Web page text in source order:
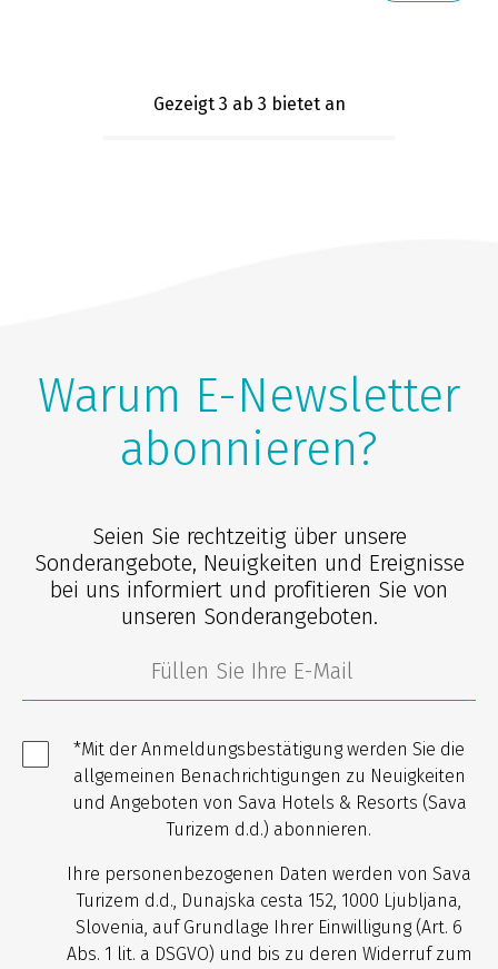
Gezeigt 3 ab 3 bietet an
Warum E-Newsletter
abonnieren?
Seien Sie rechtzeitig über unsere
Sonderangebote, Neuigkeiten und Ereignisse
bei uns informiert und profitieren Sie von
unseren Sonderangeboten.
*Mit der Anmeldungsbestätigung werden Sie die
allgemeinen Benachrichtigungen zu Neuigkeiten
und Angeboten von Sava Hotels & Resorts (Sava
Turizem d.d.) abonnieren.
Ihre personenbezogenen Daten werden von Sava
Turizem d.d., Dunajska cesta 152, 1000 Ljubljana,
Slovenia, auf Grundlage Ihrer Einwilligung (Art. 6
Abs. 1 lit. a DSGVO) und bis zu deren Widerruf zum